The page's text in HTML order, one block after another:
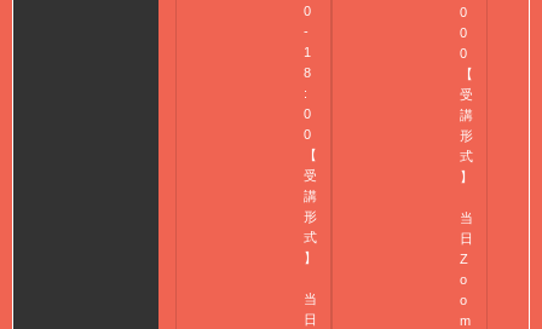
0
-
1
8
:
0
0
【
受
講
形
式
】
当
日
0
0
0
【
受
講
形
式
】
当
日
Z
o
o
m